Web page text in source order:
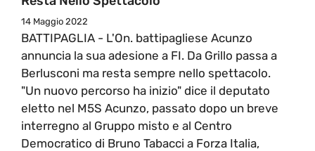
14 Maggio 2022
BATTIPAGLIA - L'On. battipagliese Acunzo
annuncia la sua adesione a FI. Da Grillo passa a
Berlusconi ma resta sempre nello spettacolo.
"Un nuovo percorso ha inizio" dice il deputato
eletto nel M5S Acunzo, passato dopo un breve
interregno al Gruppo misto e al Centro
Democratico di Bruno Tabacci a Forza Italia,